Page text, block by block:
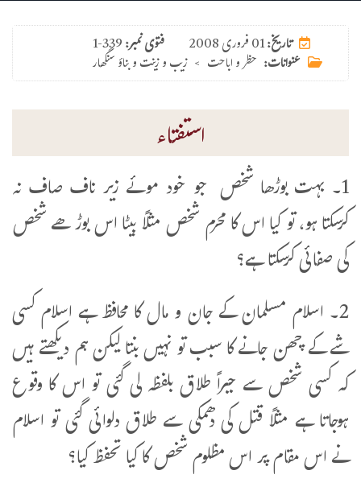
فتوی نمبر:1-339 تاریخ:01 فروری 2008
عنوانات: حظر و اباحت > زیب و زینت و بناؤ سنگھار
استفتاء
1۔ بہت بوڑھا شخص جو خود موئے زیر ناف صاف نہ
کرسکتا ہو، تو کیا اس کا محرم شخص مثلاً بیٹا اس بوڑھے شخص
کی صفائی کرسکتا ہے؟
2۔ اسلام مسلمان کے جان و مال کا محافظ ہے اسلام کسی
شے کے چھن جانے کا سبب تو نہیں بنتا لیکن ہم دیکھتے ہیں
کہ کسی شخص سے جبراً طلاق بلفظہ لی گئی تو اس کا وقوع
ہوجاتا ہے مثلاً قتل کی دھمکی سے طلاق دلوائی گئی تو اسلام
نے اس مقام پر اس مظلوم شخص کا کیا تحفظ کیا؟